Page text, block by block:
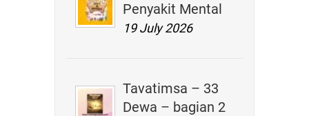
Penyakit Mental
19 July 2026
Tavatimsa – 33
Dewa – bagian 2